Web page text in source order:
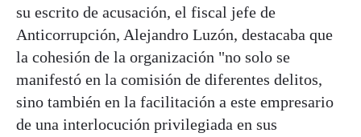
su escrito de acusación, el fiscal jefe de
Anticorrupción, Alejandro Luzón, destacaba que
la cohesión de la organización "no solo se
manifestó en la comisión de diferentes delitos,
sino también en la facilitación a este empresario
de una interlocución privilegiada en sus